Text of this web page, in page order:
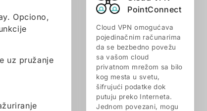
Opciono,
uz pružanje
PointConnect
Cloud VPN omogućava
pojedinačnim računarima
da se bezbedno povežu
sa vašom cloud
privatnom mrežom sa bilo
kog mesta u svetu,
šifrujući podatke dok
putuju preko Interneta.
Jednom povezani, mogu